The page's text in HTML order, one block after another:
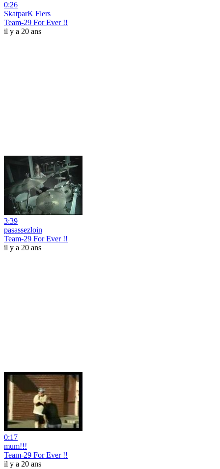
0:26
SkatparK Flers
Team-29 For Ever !!
il y a 20 ans
3:39
pasassezloin
Team-29 For Ever !!
il y a 20 ans
0:17
mum!!!
Team-29 For Ever !!
il y a 20 ans